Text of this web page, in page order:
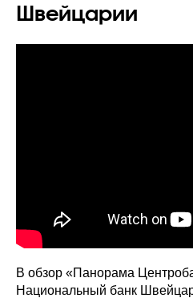
Швейцарии
В обзор «Панорама
Национальный банк